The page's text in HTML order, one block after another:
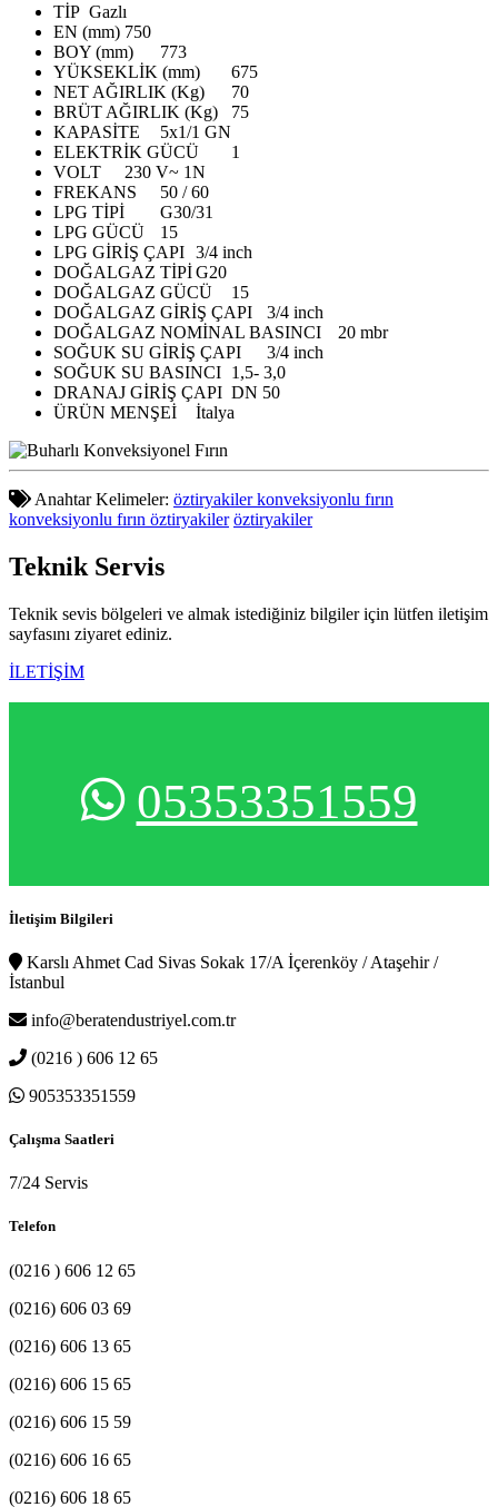
TİP Gazlı
EN (mm) 750
BOY (mm)
773
YÜKSEKLİK (mm)
675
NET AĞIRLIK (Kg)
70
BRÜT AĞIRLIK (Kg)
75
KAPASİTE
5x1/1 GN
ELEKTRİK GÜCÜ
1
VOLT
230 V~ 1N
FREKANS
50 / 60
LPG TİPİ
G30/31
LPG GÜCÜ
15
LPG GİRİŞ ÇAPI 3/4 inch
DOĞALGAZ TİPİG20
DOĞALGAZ GÜCÜ
15
DOĞALGAZ GİRİŞ ÇAPI
3/4 inch
DOĞALGAZ NOMİNAL BASINCI
20 mbr
SOĞUK SU GİRİŞ ÇAPI
3/4 inch
SOĞUK SU BASINCI 1,5- 3,0
DRANAJ GİRİŞ ÇAPI DN 50
ÜRÜN MENŞEİ
İtalya
Anahtar Kelimeler: öztiryakiler konveksiyonlu fırın
konveksiyonlu fırın öztiryakiler öztiryakiler
Teknik Servis
Teknik sevis bölgeleri ve almak istediğiniz bilgiler için lütfen iletişim
sayfasını ziyaret ediniz.
İLETİŞİM
05353351559
İletişim Bilgileri
Karslı Ahmet Cad Sivas Sokak 17/A İçerenköy / Ataşehir /
İstanbul
info@beratendustriyel.com.tr
(0216 ) 606 12 65
905353351559
Çalışma Saatleri
7/24 Servis
Telefon
(0216 ) 606 12 65
(0216) 606 03 69
(0216) 606 13 65
(0216) 606 15 65
(0216) 606 15 59
(0216) 606 16 65
(0216) 606 18 65